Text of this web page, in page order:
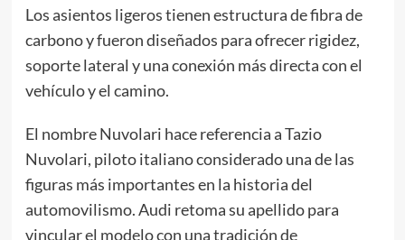
Los asientos ligeros tienen estructura de fibra de
carbono y fueron diseñados para ofrecer rigidez,
soporte lateral y una conexión más directa con el
vehículo y el camino.
El nombre Nuvolari hace referencia a Tazio
Nuvolari, piloto italiano considerado una de las
figuras más importantes en la historia del
automovilismo. Audi retoma su apellido para
vincular el modelo con una tradición de